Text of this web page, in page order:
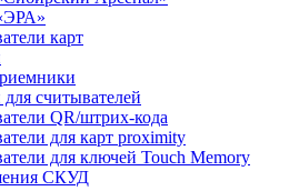
карт
считывателей
QR/штрих-кода
для карт proximity
для ключей Touch Memory
СКУД